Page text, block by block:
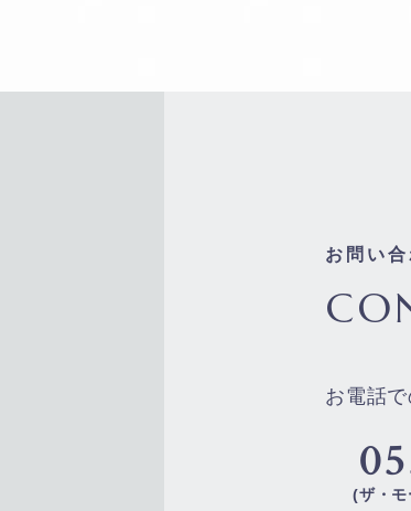
お問い
お電話
(ザ・